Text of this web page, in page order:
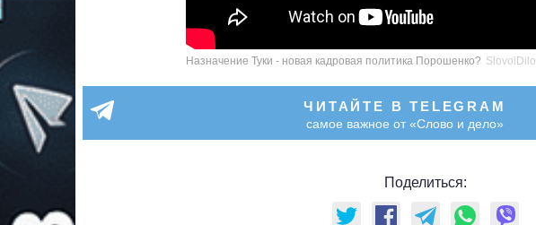
Назначение Туки - новая кадровая политика Порошенко? SlovoiDilo
ЧИТАЙТЕ В TELEGRAM
самое важное от «Слово и дело»
Поделиться: